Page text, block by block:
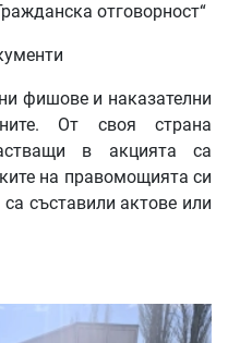
отговорност“
фишове и наказателни
От своя страна
в акцията са
на правомощията си
съставили актове или